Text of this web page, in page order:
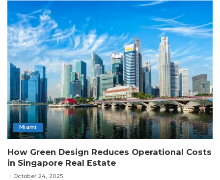
Miami
How Green Design Reduces Operational Costs
in Singapore Real Estate
October 24, 2025